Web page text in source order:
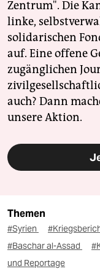
Zentrum". Die
linke,
solidarischen
auf. Eine offene
zugänglichen
auch? Dann
unsere Aktion.
Themen
#Syrien
#Baschar al-Assad
und Reportage